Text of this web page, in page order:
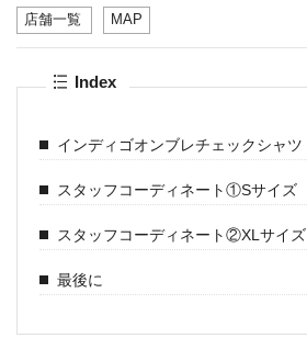
店舗一覧 MAP
Index
インディゴオンブレチェックシャツ
スタッフコーディネート①Sサイズ
スタッフコーディネート②XLサイズ
最後に